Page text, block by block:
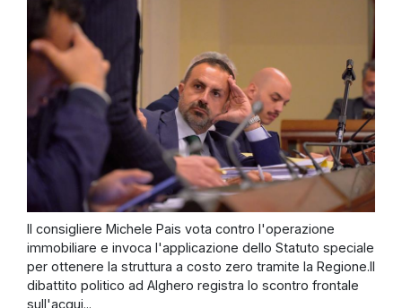
Il consigliere Michele Pais vota contro l'operazione
immobiliare e invoca l'applicazione dello Statuto speciale
per ottenere la struttura a costo zero tramite la Regione.Il
dibattito politico ad Alghero registra lo scontro frontale
sull'acqui...